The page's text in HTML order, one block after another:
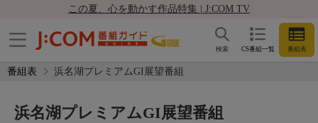
この夏、心を動かす作品特集 | J:COM TV
CS番組一覧 番組表
検索
番組表 浜名湖プレミアムGI展望番組
浜名湖プレミアムGI展望番組